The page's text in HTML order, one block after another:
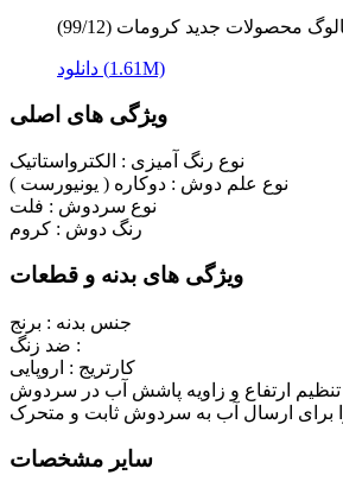
محصولات جدید کرومات (99/12)
دانلود (1.61M)
ویژگی های اصلی
نوع رنگ آمیزی : الکترواستاتیک
نوع علم دوش : دوکاره ( یونیورست )
نوع سردوش : فلت
رنگ دوش : کروم
ویژگی های بدنه و قطعات
جنس بدنه : برنج
ضد زنگ :
کارتریج : اروپایی
سایر مشخصات